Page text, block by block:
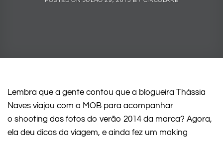
Lembra que a gente contou que a blogueira Thássia
Naves viajou com a MOB para acompanhar
o shooting das fotos do verão 2014 da marca? Agora,
ela deu dicas da viagem, e ainda fez um making